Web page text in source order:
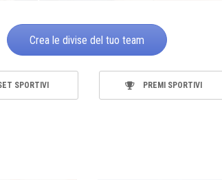
Crea le divise del tuo team
SPORTIVI PREMI SPORTIVI